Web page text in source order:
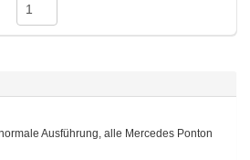
Ausführung, alle Mercedes Ponton